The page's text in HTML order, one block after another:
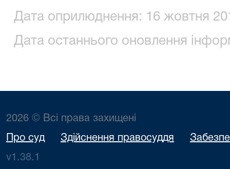
Дата оприлюднення: 16 жовтня
Дата останнього оновлення
2026 © Всі права захищені
Про суд Здійснення правосуддя
v1.38.1